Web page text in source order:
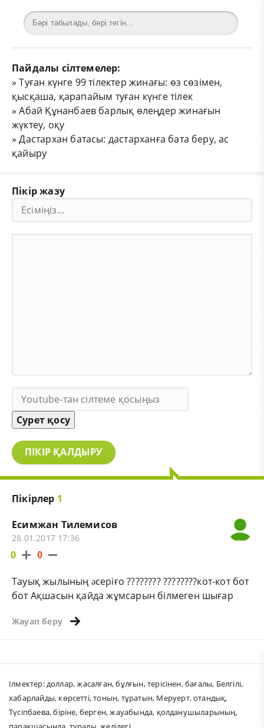
Пайдалы сілтемелер:
»Туған күнге 99 тілектер жинағы: өз сөзімен,
қысқаша, қарапайым туған күнге тілек
»Абай Құнанбаев барлық өлеңдер жинағын
жүктеу, оқу
»Дастархан батасы: дастарханға бата беру, ас
қайыру
Пікір жазу
Сурет қосу
ПІКІР ҚАЛДЫРУ
Пікірлер 1
Есимжан Тилемисов
28.01.2017 17:36
0 0
Тауық жылының əсеріғо ???????? ????????кот-кот бот
бот Ақшасын қайда жұмсарын білмеген шығар
Жауап беру
Ілмектер:доллар,жасалған,бұлғын,терісінен,бағалы, Белгілі,
хабарлайды, көрсетті,тонын, тұратын, Меруерт,отандық,
Түсіпбаева,біріне, берген,жауабында, қолданушыларының,